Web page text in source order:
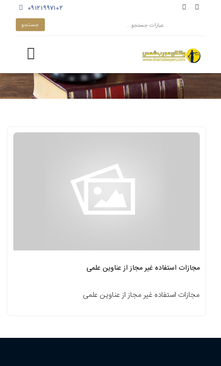
۰۹۱۲۱۹۹۷۱۰۲
مجازات استفاده غیر مجاز از عناوین علمی
مجازات استفاده غیر مجاز از عناوین علمی